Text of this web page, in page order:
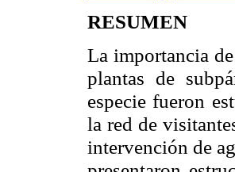
RESUMEN
La importancia
plantas de
especie fueron
la red de
intervención de